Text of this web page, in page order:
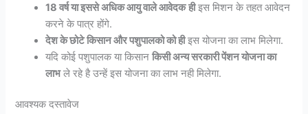
18 वर्ष या इससे अधिक आयु वाले आवेदक हीइस मिशन के तहत आवेदन
करने के पात्र होंगे.
देश के छोटे किसान और पशुपालको को हीइस योजना का लाभ मिलेगा.
यदि कोई पशुपालक या किसानकिसी अन्य सरकारी पेंशन योजना का
लाभले रहे है उन्हें इस योजना का लाभ नही मिलेगा.
आवश्यक दस्तावेज